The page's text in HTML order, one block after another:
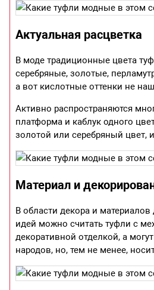
Актуальная расцветка
В моде традиционные цвета
серебряные, золотые,
а вот кислотные оттенки не
Активно распространяются
платформа и каблук одного
золотой или серебряный цвет,
Материал и
В области декора и
идей можно считать туфли с
декоративной отделкой, а
народов, но, тем не менее,